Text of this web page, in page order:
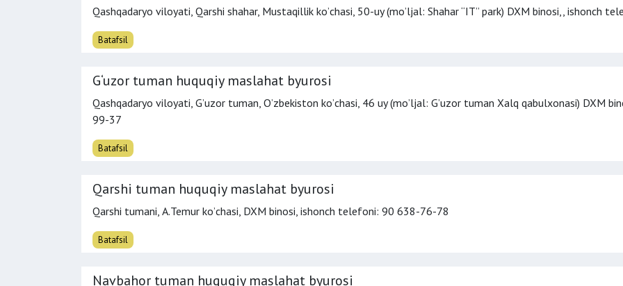
Qashqadaryo viloyati, Qarshi shahar, Mustaqillik koʼchasi, 50-uy (moʼljal: Shahar “IT” park) DXM binosi,, ishonch
Batafsil
G‘uzor tuman huquqiy maslahat byurosi
Qashqadaryo viloyati, Gʼuzor tuman, Oʼzbekiston koʼchasi, 46 uy (moʼljal: Gʼuzor tuman Xalq qabulxonasi) DXM
99-37
Batafsil
Qarshi tuman huquqiy maslahat byurosi
Qarshi tumani, А.Temur koʼchasi, DXM binosi, ishonch telefoni: 90 638-76-78
Batafsil
Navbahor tuman huquqiy maslahat byurosi